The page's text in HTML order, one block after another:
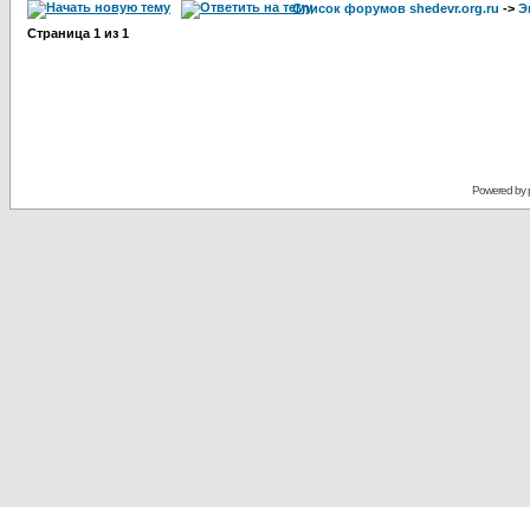
Список форумов shedevr.org.ru ->
Страница 1 из 1
Powered by